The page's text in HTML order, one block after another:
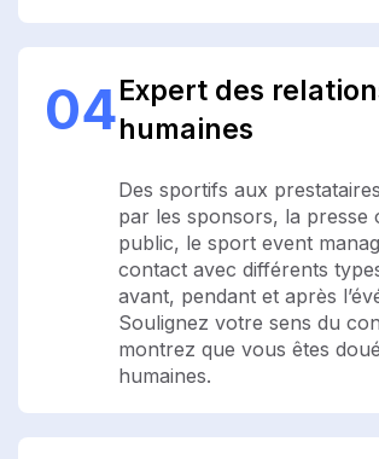
04Expert des
humaines
Des sportifs aux
par les sponsors, la presse
public, le sport event
contact avec différents
avant, pendant et après
Soulignez votre sens du
montrez que vous êtes
humaines.